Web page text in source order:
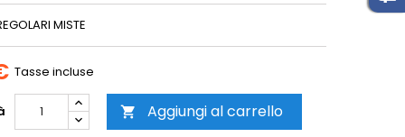
MISTE
Tasse incluse
 Aggiungi al carrello